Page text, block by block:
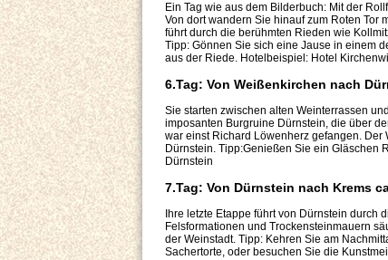
Ein Tag wie aus dem Bilderbuch: Mit der
Von dort wandern Sie hinauf zum Roten Tor
führt durch die berühmten Rieden wie
Tipp: Gönnen Sie sich eine Jause in einem
aus der Riede. Hotelbeispiel: Hotel
6.Tag: Von Weißenkirchen nach
Sie starten zwischen alten Weinterrassen
imposanten Burgruine Dürnstein, die über
war einst Richard Löwenherz gefangen.
Dürnstein. Tipp:Genießen Sie ein Gläschen
Dürnstein
7.Tag: Von Dürnstein nach Krems
Ihre letzte Etappe führt von Dürnstein
Felsformationen und Trockensteinmauern
der Weinstadt. Tipp: Kehren Sie am
Sachertorte, oder besuchen Sie die